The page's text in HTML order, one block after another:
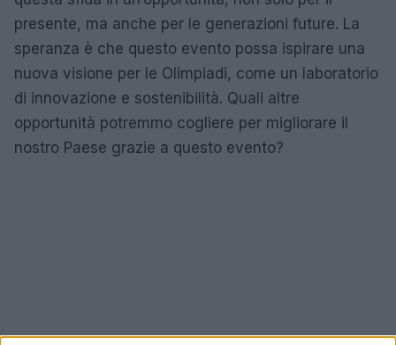
presente, ma anche per le generazioni future. La
speranza è che questo evento possa ispirare una
nuova visione per le Olimpiadi, come un laboratorio
di innovazione e sostenibilità. Quali altre
opportunità potremmo cogliere per migliorare il
nostro Paese grazie a questo evento?